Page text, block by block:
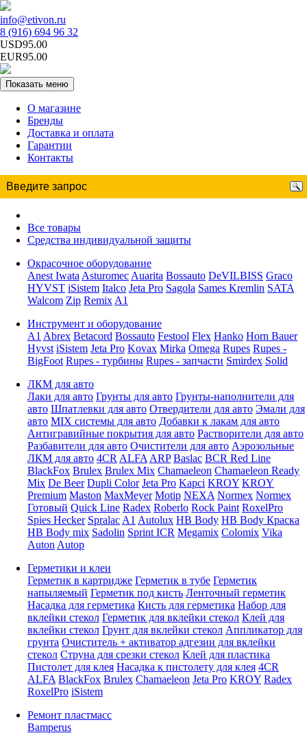
info@etivon.ru
8 (916) 694 96 32
USD95.00
EUR95.00
Показать меню
О магазине
Бренды
Доставка и оплата
Гарантии
Контакты
Все товары
Средства индивидуальной защиты
Окрасочное оборудование
Anest Iwata Asturomec Auarita Bossauto DeVILBISS Graco
HYVST iSistem Italco Jeta Pro Sagola Sames Kremlin SATA
Walcom Zip Remix A1
Инструмент и оборудование
A1 Abrex Betacord Bossauto Festool Flex Hanko Horn Bauer
Hyvst iSistem Jeta Pro Kovax Mirka Omega Rupes Rupes -
BigFoot Rupes - турбины Rupes - запчасти Smirdex Solid
ЛКМ для авто
Лаки для авто Грунты для авто Грунты-наполнители для
авто Шпатлевки для авто Отвердители для авто Эмали для
авто MIX системы для авто Добавки к лакам для авто
Антигравийные покрытия для авто Растворители для авто
Разбавители для авто Очистители для авто Аэрозольные
ЛКМ для авто 4CR ALFA ARP Baslac BCR Red Line
BlackFox Brulex Brulex Mix Chamaeleon Chamaeleon Ready
Mix De Beer Dupli Color Jeta Pro Kapci KROY KROY
Premium Maston MaxMeyer Motip NEXA Normex Normex
Готовый Quick Line Radex Roberlo Rock Paint RoxelPro
Spies Hecker Spralac A1 Autolux HB Body HB Body Краска
HB Body mix Sadolin Sprint ICR Megamix Colomix Vika
Auton Autop
Герметики и клеи
Герметик в картридже Герметик в тубе Герметик
напыляемый Герметик под кисть Ленточный герметик
Насадка для герметика Кисть для герметика Набор для
вклейки стекол Герметик для вклейки стекол Клей для
вклейки стекол Грунт для вклейки стекол Аппликатор для
грунта Очиститель + активатор адгезии для вклейки
стекол Струна для срезки стекол Клей для пластика
Пистолет для клея Насадка к пистолету для клея 4CR
ALFA BlackFox Brulex Chamaeleon Jeta Pro KROY Radex
RoxelPro iSistem
Ремонт пластмасс
Bamperus